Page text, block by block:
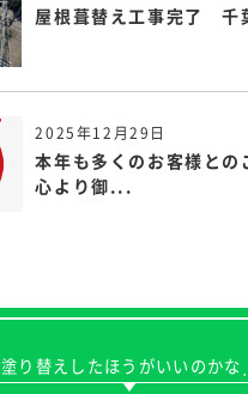
屋根葺替え工事完了 千
2025年12月29日
本年も多くのお客様との
心より御...
塗り替えしたほうがいいのかな